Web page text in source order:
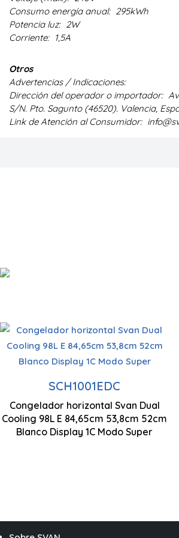
Consumo energía anual: 295kWh
Potencia luz: 2W
Corriente: 1,5A
Otros
Advertencias / Indicaciones:
Dirección del operador o importador:
S/N. Pto. Sagunto (46520). Valencia,
Link de Atención al Consumidor:
SCH1001EDC
Congelador horizontal Svan Dual
Cooling 98L E 84,65cm 53,8cm 52cm
Blanco Display 1C Modo Super
Capacidad 98 Litros
Tecnología Cíclica
Sistema Dual Cooling